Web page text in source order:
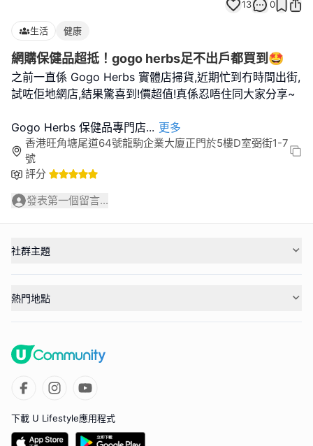
13 0
生活 健康
網購保健品超抵！gogo herbs足不出戶都買到🤩
之前一直係 Gogo Herbs 實體店掃貨,近期忙到冇時間出街,
試咗佢地網店,結果驚喜到!價超值!真係忍唔住同大家分享~
Gogo Herbs 保健品專門店... 更多
香港旺角塘尾道64號龍駒企業大廈正門於5樓D室弼街1-7
號
評分
發表第一個留言...
社群主題
熱門地點
下載 U Lifestyle應用程式